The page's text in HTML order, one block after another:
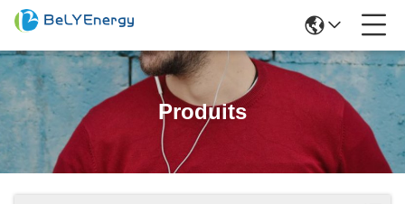
Produits